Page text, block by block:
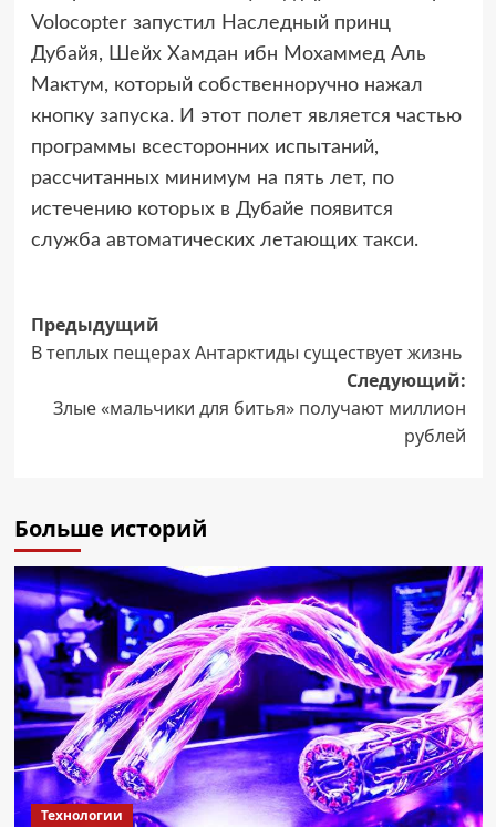
Volocopter запустил Наследный принц
Дубайя, Шейх Хамдан ибн Мохаммед Аль
Мактум, который собственноручно нажал
кнопку запуска. И этот полет является частью
программы всесторонних испытаний,
рассчитанных минимум на пять лет, по
истечению которых в Дубайе появится
служба автоматических летающих такси.
Навигация
записи
Предыдущий
В теплых пещерах Антарктиды существует жизнь
Следующий:
Злые «мальчики для битья» получают миллион
рублей
Больше историй
Технологии